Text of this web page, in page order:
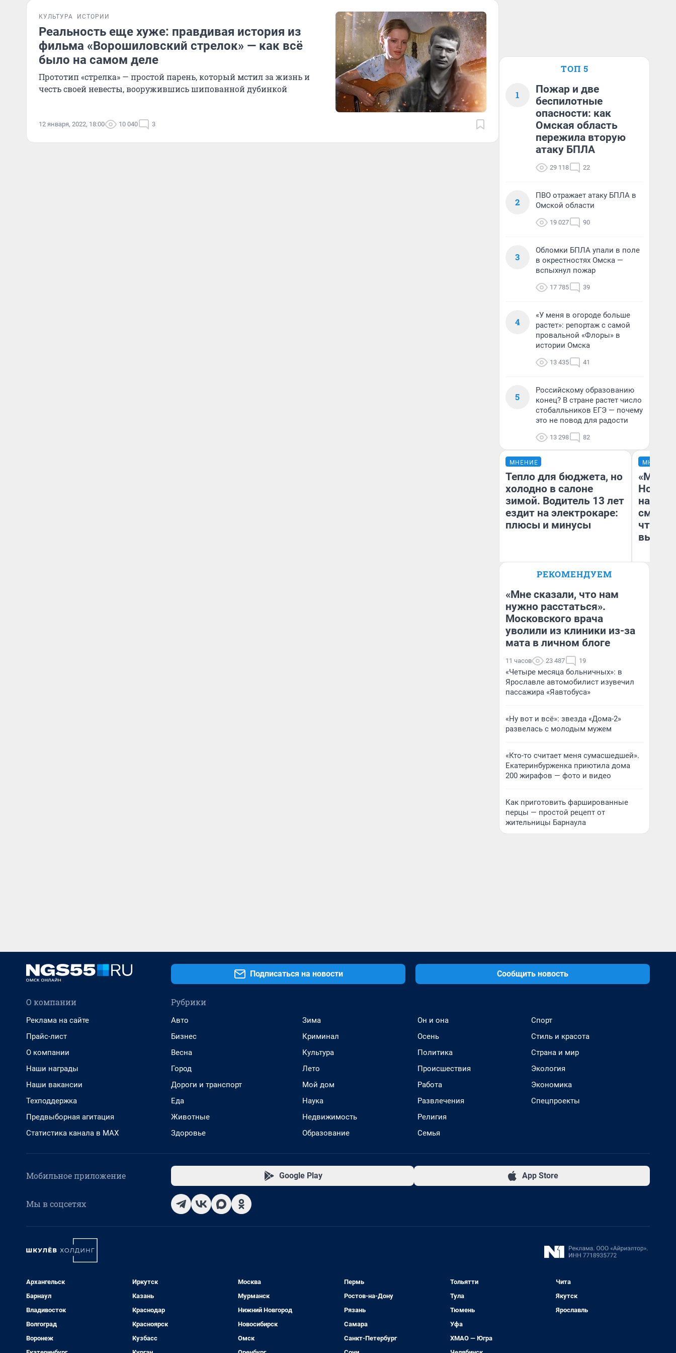
КУЛЬТУРА ИСТОРИИ
Реальность еще хуже: правдивая история из
фильма «Ворошиловский стрелок» — как всё
было на самом деле
Прототип «стрелка» — простой парень, который мстил за жизнь и
честь своей невесты, вооружившись шипованной дубинкой
12 января, 2022, 18:00 10 040 3
ТОП 5
1
Пожар и две
беспилотные
опасности: как
Омская область
пережила вторую
атаку БПЛА
29 118 22
2
ПВО отражает атаку БПЛА в
Омской области
19 027 90
3
Обломки БПЛА упали в поле
в окрестностях Омска —
вспыхнул пожар
17 785 39
4
«У меня в огороде больше
растет»: репортаж с самой
провальной «Флоры» в
истории Омска
13 435 41
5
Российскому образованию
конец? В стране растет число
стобалльников ЕГЭ — почему
это не повод для радости
13 298 82
МНЕНИЕ
Тепло для бюджета, но
холодно в салоне
зимой. Водитель 13 лет
ездит на электрокаре:
плюсы и минусы
Денис Дедюхин
МНЕНИЕ
«Мы
чтобы
РЕКОМЕНДУЕМ
«Мне сказали, что нам
нужно расстаться».
Московского врача
уволили из клиники из-за
мата в личном блоге
11 часов 23 487 19
«Четыре месяца больничных»: в
Ярославле автомобилист изувечил
пассажира «Яавтобуса»
«Ну вот и всё»: звезда «Дома-2»
развелась с молодым мужем
«Кто-то считает меня сумасшедшей».
Екатеринбурженка приютила дома
200 жирафов — фото и видео
Как приготовить фаршированные
перцы — простой рецепт от
жительницы Барнаула
Подписаться на новости Сообщить новость
О компании
Реклама на сайте
Прайс-лист
О компании
Наши награды
Наши вакансии
Техподдержка
Предвыборная агитация
Статистика канала в MAX
Рубрики
Авто
Бизнес
Весна
Город
Дороги и транспорт
Еда
Животные
Здоровье
Зима
Криминал
Культура
Лето
Мой дом
Наука
Недвижимость
Образование
Он и она
Осень
Политика
Происшествия
Работа
Развлечения
Религия
Семья
Спорт
Стиль и красота
Страна и мир
Экология
Экономика
Спецпроекты
Мобильное приложение Google Play App Store
Мы в соцсетях
Архангельск
Барнаул
Владивосток
Волгоград
Воронеж
Иркутск
Казань
Краснодар
Красноярск
Кузбасс
Москва
Мурманск
Нижний Новгород
Новосибирск
Омск
Пермь
Ростов-на-Дону
Рязань
Самара
Санкт-Петербург
Тольятти
Тула
Тюмень
Уфа
ХМАО — Югра
Чита
Якутск
Ярославль